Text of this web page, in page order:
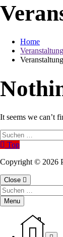
Home
Veranstaltung
It seems we can’t
Suchen
nach:
Top
Copyright © 2026
Close
Suchen
nach:
Menu